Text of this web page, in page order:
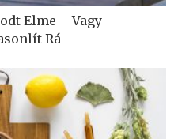
Elme – Vagy
Rá